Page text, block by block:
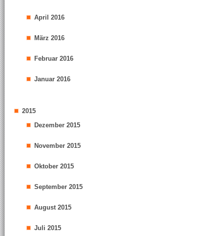
April 2016
März 2016
Februar 2016
Januar 2016
2015
Dezember 2015
November 2015
Oktober 2015
September 2015
August 2015
Juli 2015